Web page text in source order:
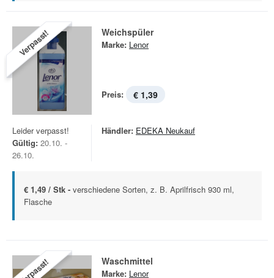
Verpasst! Weichspüler
Marke: Lenor
Preis: € 1,39
Leider verpasst!
Gültig: 20.10. -
26.10.
Händler: EDEKA Neukauf
€ 1,49 / Stk - verschiedene Sorten, z. B. Aprilfrisch 930 ml,
Flasche
Verpasst! Waschmittel
Marke: Lenor